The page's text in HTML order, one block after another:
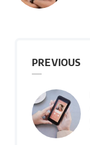
PREVIOUS